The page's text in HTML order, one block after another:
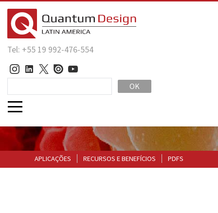
Tel: +55 19 992-476-554
OK
APLICAÇÕES RECURSOS E BENEFÍCIOS PDFS